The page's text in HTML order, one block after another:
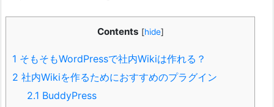
Contents [hide]
1 そもそもWordPressで社内Wikiは作れる？
2 社内Wikiを作るためにおすすめのプラグイン
2.1 BuddyPress